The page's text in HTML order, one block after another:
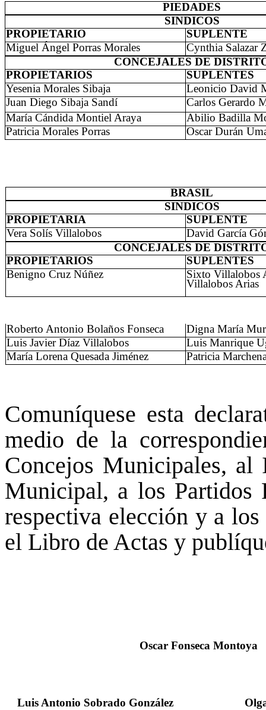
PIEDADES
SINDICOS
PROPIETARIO
SUPLENTE
Miguel Ángel Porras Morales
Cynthia Salazar
CONCEJALES DE
PROPIETARIOS
SUPLENTES
Yesenia Morales Sibaja
Leonicio David
Juan Diego Sibaja Sandí
Carlos Gerardo
María Cándida Montiel Araya
Abilio Badilla
Patricia Morales Porras
Oscar Durán
BRASIL
SINDICOS
PROPIETARIA
SUPLENTE
Vera Solís Villalobos
David García
CONCEJALES DE
PROPIETARIOS
SUPLENTES
Benigno Cruz Núñez
Sixto Villalobos
Villalobos Arias
Roberto Antonio Bolaños Fonseca
Digna María
Luis Javier Díaz Villalobos
Luis Manrique
María Lorena Quesada Jiménez
Patricia
Comuníquese esta
medio de la
Concejos Municipales, al
Municipal, a los Partidos
respectiva elección y a los
el Libro de Actas y
Oscar Fonseca Montoya
Luis Antonio Sobrado González